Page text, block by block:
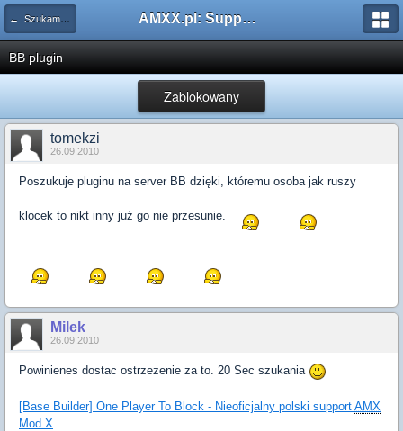
← Szukam pluginu AMXX.pl: Support AMX Mod X i SourceMod
BB plugin
Zablokowany
tomekzi
26.09.2010
Poszukuje pluginu na server BB dzięki, któremu osoba jak ruszy
klocek to nikt inny już go nie przesunie.
Milek
26.09.2010
Powinienes dostac ostrzezenie za to. 20 Sec szukania
[Base Builder] One Player To Block - Nieoficjalny polski support AMX
Mod X